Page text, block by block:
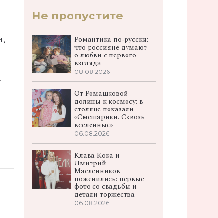
Не пропустите
Романтика по‑русски:
что россияне думают
о любви с первого
взгляда
08.08.2026
От Ромашковой
долины к космосу: в
столице показали
«Смешарики. Сквозь
вселенные»
06.08.2026
Клава Кока и
Дмитрий
Масленников
поженились: первые
фото со свадьбы и
детали торжества
06.08.2026